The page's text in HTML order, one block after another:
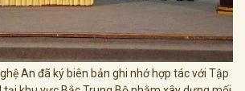
An đã ký biên bản ghi nhớ hợp tác với Tập